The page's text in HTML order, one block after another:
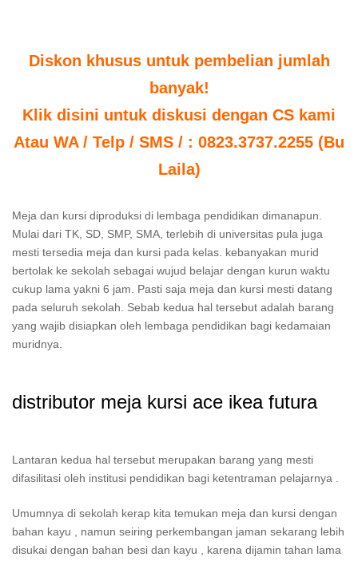
Diskon khusus untuk pembelian jumlah
banyak!
Klik disini untuk diskusi dengan CS kami
Atau WA / Telp / SMS / : 0823.3737.2255 (Bu
Laila)
Meja dan kursi diproduksi di lembaga pendidikan dimanapun.
Mulai dari TK, SD, SMP, SMA, terlebih di universitas pula juga
mesti tersedia meja dan kursi pada kelas. kebanyakan murid
bertolak ke sekolah sebagai wujud belajar dengan kurun waktu
cukup lama yakni 6 jam. Pasti saja meja dan kursi mesti datang
pada seluruh sekolah. Sebab kedua hal tersebut adalah barang
yang wajib disiapkan oleh lembaga pendidikan bagi kedamaian
muridnya.
distributor meja kursi ace ikea futura
Lantaran kedua hal tersebut merupakan barang yang mesti
difasilitasi oleh institusi pendidikan bagi ketentraman pelajarnya .
Umumnya di sekolah kerap kita temukan meja dan kursi dengan
bahan kayu , namun seiring perkembangan jaman sekarang lebih
disukai dengan bahan besi dan kayu , karena dijamin tahan lama